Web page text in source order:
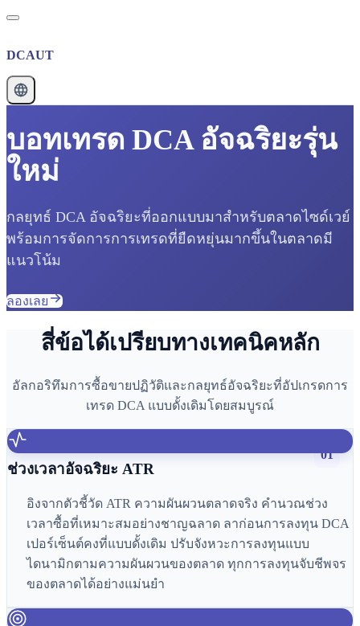
DCAUT
บอทเทรด DCA อัจฉริยะรุ่น
ใหม่
กลยุทธ์ DCA อัจฉริยะที่ออกแบบมาสำหรับตลาดไซด์เวย์
พร้อมการจัดการการเทรดที่ยืดหยุ่นมากขึ้นในตลาดมี
แนวโน้ม
ลองเลย
สี่ข้อได้เปรียบทางเทคนิคหลัก
อัลกอริทึมการซื้อขายปฏิวัติและกลยุทธ์อัจฉริยะที่อัปเกรดการ
เทรด DCA แบบดั้งเดิมโดยสมบูรณ์
01
ช่วงเวลาอัจฉริยะ ATR
อิงจากตัวชี้วัด ATR ความผันผวนตลาดจริง คำนวณช่วง
เวลาซื้อที่เหมาะสมอย่างชาญฉลาด ลาก่อนการลงทุน DCA
เปอร์เซ็นต์คงที่แบบดั้งเดิม ปรับจังหวะการลงทุนแบบ
ไดนามิกตามความผันผวนของตลาด ทุกการลงทุนจับชีพจร
ของตลาดได้อย่างแม่นยำ